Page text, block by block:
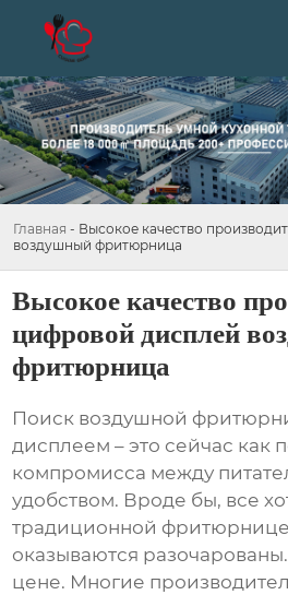
Главная - Высокое качество
воздушный фритюрница
Высокое качество
цифровой дисплей
фритюрница
Поиск воздушной
дисплеем – это сейчас как
компромисса между
удобством. Вроде бы, все
традиционной
оказываются
цене. Многие